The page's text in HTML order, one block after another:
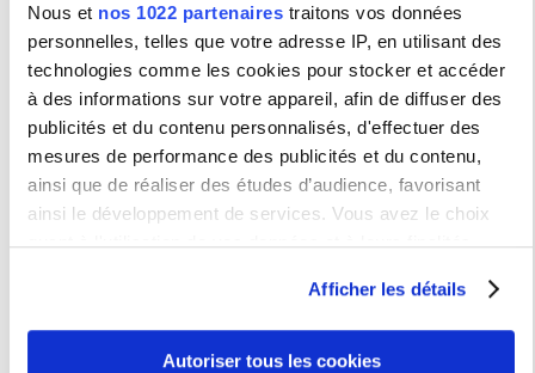
Nous et nos 1022 partenaires traitons vos données
personnelles, telles que votre adresse IP, en utilisant des
technologies comme les cookies pour stocker et accéder
à des informations sur votre appareil, afin de diffuser des
publicités et du contenu personnalisés, d'effectuer des
mesures de performance des publicités et du contenu,
ainsi que de réaliser des études d’audience, favorisant
ainsi le développement de services. Vous avez le choix
quant à l'utilisation de vos données et à leurs finalités.
moment en consultant la Déclaration relative aux cookies
ou en cliquant sur l'icône de confidentialité.
Afficher les détails
Autoriser tous les cookies
Vie de campus
Discipline
Thème de recherche
Structure